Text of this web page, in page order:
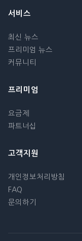
서비스
최신 뉴스
프리미엄 뉴스
커뮤니티
프리미엄
요금제
파트너십
고객지원
개인정보처리방침
FAQ
문의하기